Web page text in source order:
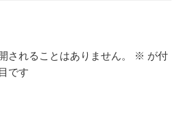
されることはありません。 ※ が付
です